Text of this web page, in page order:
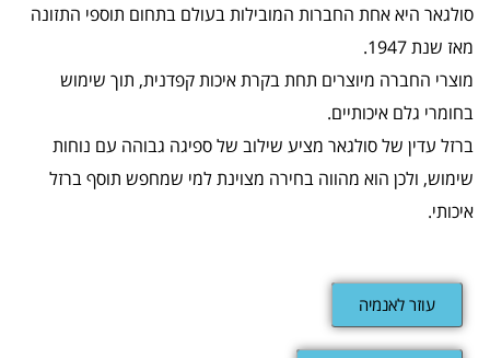
סולגאר היא אחת החברות המובילות בעולם בתחום תוספי התזונה
מאז שנת 1947.
מוצרי החברה מיוצרים תחת בקרת איכות קפדנית, תוך שימוש
בחומרי גלם איכותיים.
ברזל עדין של סולגאר מציע שילוב של ספיגה גבוהה עם נוחות
שימוש, ולכן הוא מהווה בחירה מצוינת למי שמחפש תוסף ברזל
איכותי.
עוזר לאנמיה